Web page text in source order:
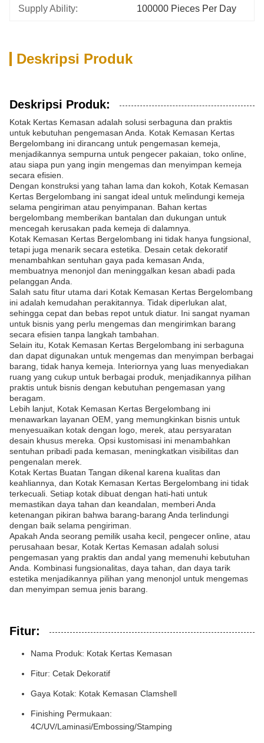
Supply Ability: 100000 Pieces Per Day
Deskripsi Produk
Deskripsi Produk:
Kotak Kertas Kemasan adalah solusi serbaguna dan praktis
untuk kebutuhan pengemasan Anda. Kotak Kemasan Kertas
Bergelombang ini dirancang untuk pengemasan kemeja,
menjadikannya sempurna untuk pengecer pakaian, toko online,
atau siapa pun yang ingin mengemas dan menyimpan kemeja
secara efisien.
Dengan konstruksi yang tahan lama dan kokoh, Kotak Kemasan
Kertas Bergelombang ini sangat ideal untuk melindungi kemeja
selama pengiriman atau penyimpanan. Bahan kertas
bergelombang memberikan bantalan dan dukungan untuk
mencegah kerusakan pada kemeja di dalamnya.
Kotak Kemasan Kertas Bergelombang ini tidak hanya fungsional,
tetapi juga menarik secara estetika. Desain cetak dekoratif
menambahkan sentuhan gaya pada kemasan Anda,
membuatnya menonjol dan meninggalkan kesan abadi pada
pelanggan Anda.
Salah satu fitur utama dari Kotak Kemasan Kertas Bergelombang
ini adalah kemudahan perakitannya. Tidak diperlukan alat,
sehingga cepat dan bebas repot untuk diatur. Ini sangat nyaman
untuk bisnis yang perlu mengemas dan mengirimkan barang
secara efisien tanpa langkah tambahan.
Selain itu, Kotak Kemasan Kertas Bergelombang ini serbaguna
dan dapat digunakan untuk mengemas dan menyimpan berbagai
barang, tidak hanya kemeja. Interiornya yang luas menyediakan
ruang yang cukup untuk berbagai produk, menjadikannya pilihan
praktis untuk bisnis dengan kebutuhan pengemasan yang
beragam.
Lebih lanjut, Kotak Kemasan Kertas Bergelombang ini
menawarkan layanan OEM, yang memungkinkan bisnis untuk
menyesuaikan kotak dengan logo, merek, atau persyaratan
desain khusus mereka. Opsi kustomisasi ini menambahkan
sentuhan pribadi pada kemasan, meningkatkan visibilitas dan
pengenalan merek.
Kotak Kertas Buatan Tangan dikenal karena kualitas dan
keahliannya, dan Kotak Kemasan Kertas Bergelombang ini tidak
terkecuali. Setiap kotak dibuat dengan hati-hati untuk
memastikan daya tahan dan keandalan, memberi Anda
ketenangan pikiran bahwa barang-barang Anda terlindungi
dengan baik selama pengiriman.
Apakah Anda seorang pemilik usaha kecil, pengecer online, atau
perusahaan besar, Kotak Kertas Kemasan adalah solusi
pengemasan yang praktis dan andal yang memenuhi kebutuhan
Anda. Kombinasi fungsionalitas, daya tahan, dan daya tarik
estetika menjadikannya pilihan yang menonjol untuk mengemas
dan menyimpan semua jenis barang.
Fitur:
Nama Produk: Kotak Kertas Kemasan
Fitur: Cetak Dekoratif
Gaya Kotak: Kotak Kemasan Clamshell
Finishing Permukaan:
4C/UV/Laminasi/Embossing/Stamping